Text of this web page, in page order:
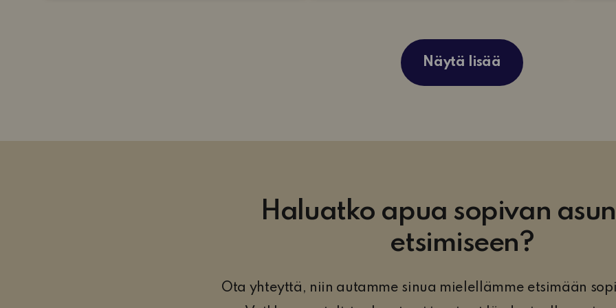
Näytä lisää
Haluatko apua sopivan
etsimiseen?
Ota yhteyttä, niin autamme sinua mielellämme etsimään